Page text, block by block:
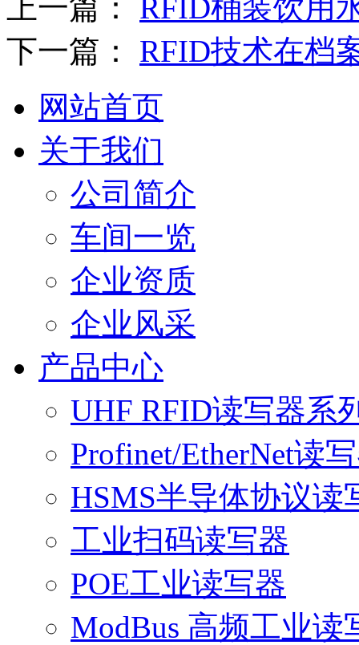
上一篇： RFID桶装饮用
下一篇： RFID技术在档
网站首页
关于我们
公司简介
车间一览
企业资质
企业风采
产品中心
UHF RFID读写器系
Profinet/EtherNet读
HSMS半导体协议读
工业扫码读写器
POE工业读写器
ModBus 高频工业读